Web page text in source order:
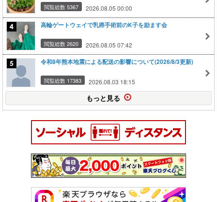
閲覧総数 5367 2026.08.05 00:00
高輪ゲートウェイで乳癌手術前のK子を励ます会
閲覧総数 2620 2026.08.05 07:42
令和8年熊本地震による配送の影響について(2026/8/3更新)
閲覧総数 17383 2026.08.03 18:15
もっと見る